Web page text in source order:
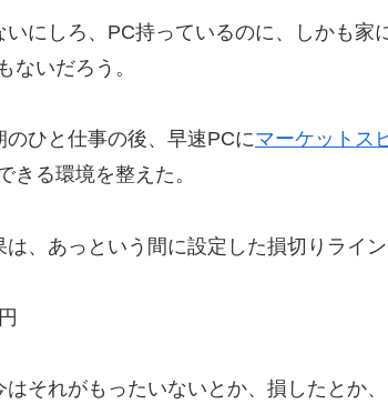
にしろ、PC持っているのに、しかも家
ないだろう。
のひと仕事の後、早速PCにマーケットス
きる環境を整えた。
、あっという間に設定した損切りライ
それがもったいないとか、損したとか、